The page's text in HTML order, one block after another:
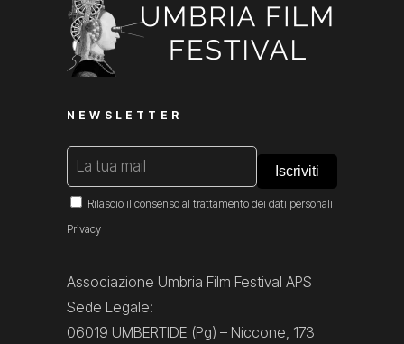
NEWSLETTER
Rilascio il consenso al trattamento dei dati personali
Privacy
Associazione Umbria Film Festival APS
Sede Legale:
06019 UMBERTIDE (Pg) – Niccone, 173